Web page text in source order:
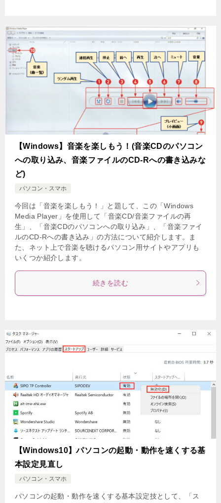
【Windows】音楽を楽しもう！(音楽CDのパソコン
への取り込み、音楽ファイルのCD-Rへの書き込みな
ど)
パソコン・スマホ
今回は「音楽を楽しもう！」と題して、この「Windows
Media Player」を使用して「音楽CD/音楽ファイルの再
生」、「音楽CDのパソコンへの取り込み」、「音楽ファイ
ルのCD-Rへの書き込み」の方法について紹介します。ま
た、ネット上で音楽を聴けるパソコン用サイトやアプリも
いくつか紹介します。
続きを読む
【Windows10】パソコンの起動・動作を速くする基
本設定見直し
パソコン・スマホ
パソコンの起動・動作を速くする基本設定技として、「ス